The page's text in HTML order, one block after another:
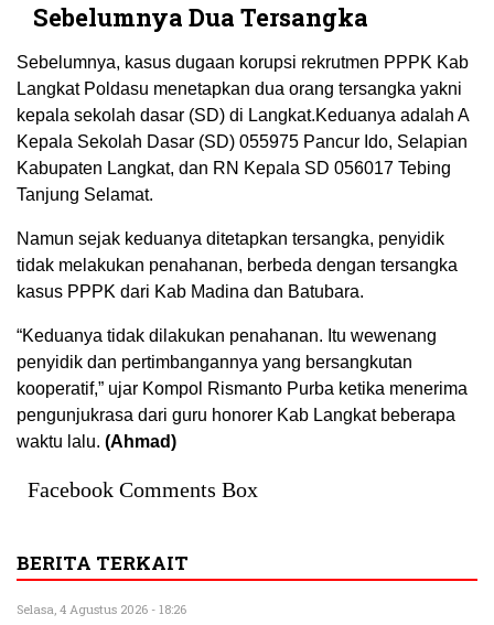
Sebelumnya Dua Tersangka
Sebelumnya, kasus dugaan korupsi rekrutmen PPPK Kab
Langkat Poldasu menetapkan dua orang tersangka yakni
kepala sekolah dasar (SD) di Langkat.Keduanya adalah A
Kepala Sekolah Dasar (SD) 055975 Pancur Ido, Selapian
Kabupaten Langkat, dan RN Kepala SD 056017 Tebing
Tanjung Selamat.
Namun sejak keduanya ditetapkan tersangka, penyidik
tidak melakukan penahanan, berbeda dengan tersangka
kasus PPPK dari Kab Madina dan Batubara.
“Keduanya tidak dilakukan penahanan. Itu wewenang
penyidik dan pertimbangannya yang bersangkutan
kooperatif,” ujar Kompol Rismanto Purba ketika menerima
pengunjukrasa dari guru honorer Kab Langkat beberapa
waktu lalu. (Ahmad)
Facebook Comments Box
BERITA TERKAIT
Selasa, 4 Agustus 2026 - 18:26